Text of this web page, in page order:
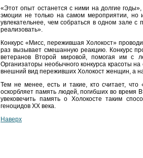
«Этот опыт останется с ними на долгие
эмоции не только на самом мероприятии, но
увлекательнее, чем собраться в одном зале с
реализовать».
Конкурс «Мисс, пережившая Холокост»
раз вызывает смешанную реакцию. Конкурс
ветеранов Второй мировой, помогая им с
Организаторы необычного конкурса красоты
внешний вид переживших Холокост женщин, а
Тем не менее, есть и такие, кто считает, что
оскорбляет память людей, погибших во время
увековечить память о Холокосте таким
геноцидов XX века.
Наверх